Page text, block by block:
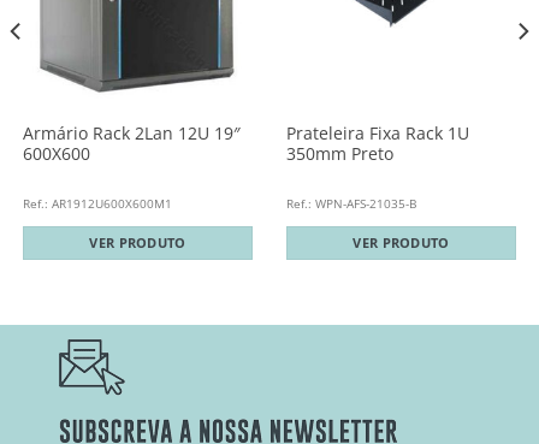
Armário Rack 2Lan 12U 19″
600X600
Ref.: AR1912U600X600M1
VER PRODUTO
Prateleira Fixa Rack 1U
350mm Preto
Ref.: WPN-AFS-21035-B
VER PRODUTO